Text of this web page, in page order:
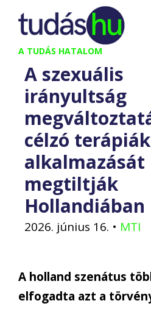
Kilépés
tartalomba
A TUDÁS HATALOM
A szexuális
irányultság
célzó terápiák
alkalmazását
megtiltják
Hollandiában
2026. június 16. • MTI
A holland szenátus
elfogadta azt a